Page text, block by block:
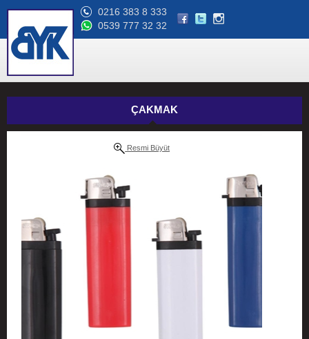
0216 383 8 333
0539 777 32 32
ÇAKMAK
Resmi Büyüt